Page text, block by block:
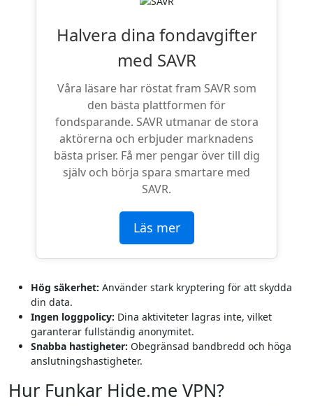
Halvera dina fondavgifter
med SAVR
Våra läsare har röstat fram SAVR som
den bästa plattformen för
fondsparande. SAVR utmanar de stora
aktörerna och erbjuder marknadens
bästa priser. Få mer pengar över till dig
själv och börja spara smartare med
SAVR.
Läs mer
Hög säkerhet: Använder stark kryptering för att skydda
din data.
Ingen loggpolicy: Dina aktiviteter lagras inte, vilket
garanterar fullständig anonymitet.
Snabba hastigheter: Obegränsad bandbredd och höga
anslutningshastigheter.
Hur Funkar Hide.me VPN?